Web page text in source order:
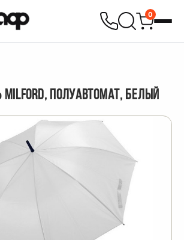
0
MILFORD, ПОЛУАВТОМАТ, БЕЛЫЙ